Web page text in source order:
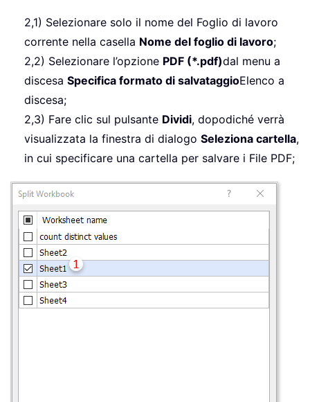
2,1) Selezionare solo il nome del Foglio di lavoro
corrente nella casella Nome del foglio di lavoro;
2,2) Selezionare l’opzione PDF (*.pdf)dal menu a
discesa Specifica formato di salvataggioElenco a
discesa;
2,3) Fare clic sul pulsante Dividi, dopodiché verrà
visualizzata la finestra di dialogo Seleziona cartella,
in cui specificare una cartella per salvare i File PDF;